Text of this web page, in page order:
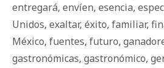
entregará, envíen, esencia,
Unidos, exaltar, éxito, familiar,
México, fuentes, futuro,
gastronómicas, gastronómico,